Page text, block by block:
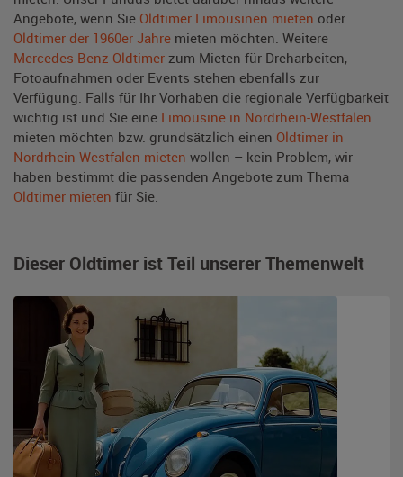
Angebote, wenn Sie Oldtimer Limousinen mieten oder
Oldtimer der 1960er Jahre mieten möchten. Weitere
Mercedes-Benz Oldtimer zum Mieten für Dreharbeiten,
Fotoaufnahmen oder Events stehen ebenfalls zur
Verfügung. Falls für Ihr Vorhaben die regionale Verfügbarkeit
wichtig ist und Sie eine Limousine in Nordrhein-Westfalen
mieten möchten bzw. grundsätzlich einen Oldtimer in
Nordrhein-Westfalen mieten wollen – kein Problem, wir
haben bestimmt die passenden Angebote zum Thema
Oldtimer mieten für Sie.
Dieser Oldtimer ist Teil unserer Themenwelt